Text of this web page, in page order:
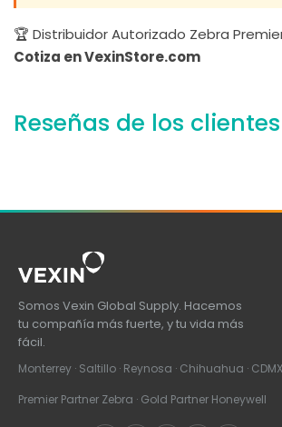
🏆 Distribuidor Autorizado Zebra
Cotiza en VexinStore.com
Reseñas de los clientes
Somos Vexin Global Supply. Hacemos
tu compañía más fuerte, y tu vida más
fácil.
Monterrey · Saltillo · Reynosa · Chihuahua · CDMX
Premier Partner Zebra · Gold Partner Honeywell